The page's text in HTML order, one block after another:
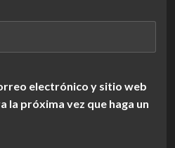
electrónico y sitio web
la próxima vez que haga un